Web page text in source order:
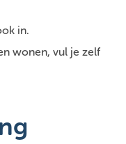
in.
wonen, vul je zelf